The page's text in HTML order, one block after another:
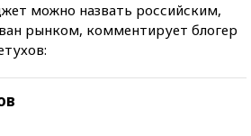
можно назвать российским,
рынком, комментирует блогер